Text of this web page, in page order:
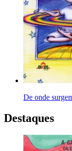
De onde
Destaques